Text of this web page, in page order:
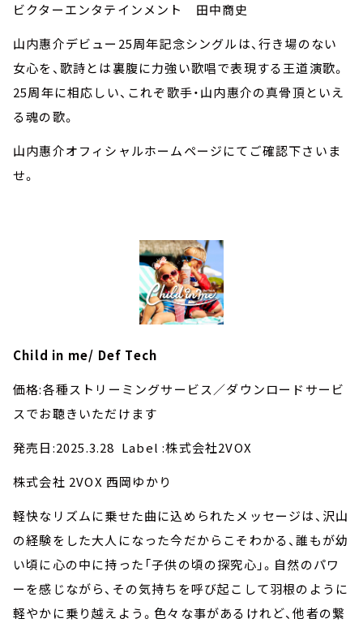
ビクターエンタテインメント 田中商史
山内惠介デビュー25周年記念シングルは、行き場のない
女心を、歌詩とは裏腹に力強い歌唱で表現する王道演歌。
25周年に相応しい、これぞ歌手・山内惠介の真骨頂といえ
る魂の歌。
山内惠介オフィシャルホームページにてご確認下さいま
せ。
Child in me/ Def Tech
価格:各種ストリーミングサービス／ダウンロードサービ
スでお聴きいただけます
発売日:2025.3.28 Label :株式会社2VOX
株式会社 2VOX 西岡ゆかり
軽快なリズムに乗せた曲に込められたメッセージは、沢山
の経験をした大人になった今だからこそわかる、誰もが幼
い頃に心の中に持った「子供の頃の探究心」。自然のパワ
ーを感じながら、その気持ちを呼び起こして羽根のように
軽やかに乗り越えよう。色々な事があるけれど、他者の繋